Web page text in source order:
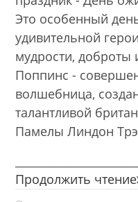
Это особенный
удивительной
мудрости, доброты
Поппинс -
волшебница,
талантливой
Памелы Линдон
Продолжить чтение